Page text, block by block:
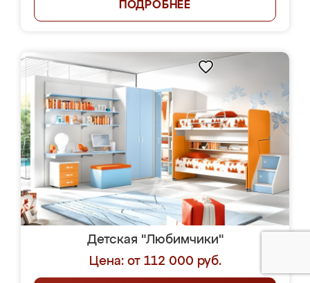
ПОДРОБНЕЕ
Детская "Любимчики"
Цена: от 112 000 руб.